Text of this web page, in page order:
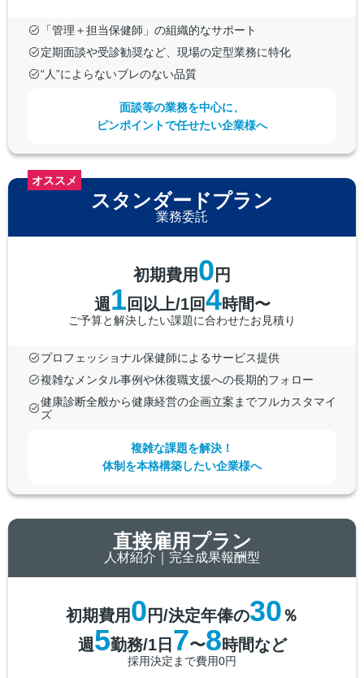
「管理＋担当保健師」の組織的なサポート
定期面談や受診勧奨など、現場の定型業務に特化
“人”によらないブレのない品質
面談等の業務を中心に、
ピンポイントで任せたい企業様へ
オススメ
スタンダードプラン
業務委託
初期費用0 円
週1 回以上/1回4時間〜
ご予算と解決したい課題に合わせたお見積り
プロフェッショナル保健師によるサービス提供
複雑なメンタル事例や休復職支援への長期的フォロー
健康診断全般から健康経営の企画立案までフルカスタマイ
ズ
複雑な課題を解決！
体制を本格構築したい企業様へ
直接雇用プラン
人材紹介｜完全成果報酬型
初期費用0 円/決定年俸の30 ％
週5勤務/1日 7〜8時間など
採用決定まで費用0円